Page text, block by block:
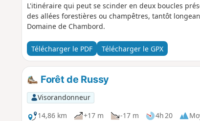
L'itinéraire qui peut se scinder en deux boucles
des allées forestières ou champêtres, tantôt
Domaine de Chambord.
Télécharger le PDF Télécharger le GPX
Forêt de Russy
Visorandonneur
14,86 km
+17 m -17 m 4h 20